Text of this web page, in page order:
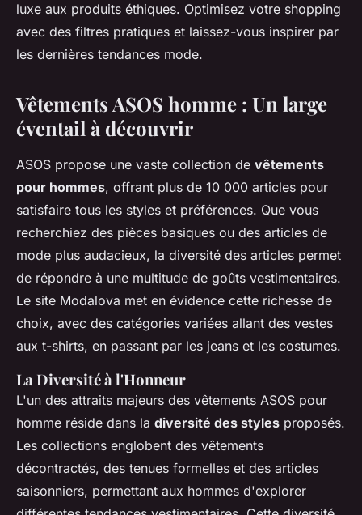
luxe aux produits éthiques. Optimisez votre shopping
avec des filtres pratiques et laissez-vous inspirer par
les dernières tendances mode.
Vêtements ASOS homme : Un large
éventail à découvrir
ASOS propose une vaste collection de vêtements
pour hommes, offrant plus de 10 000 articles pour
satisfaire tous les styles et préférences. Que vous
recherchiez des pièces basiques ou des articles de
mode plus audacieux, la diversité des articles permet
de répondre à une multitude de goûts vestimentaires.
Le site Modalova met en évidence cette richesse de
choix, avec des catégories variées allant des vestes
aux t-shirts, en passant par les jeans et les costumes.
La Diversité à l'Honneur
L'un des attraits majeurs des vêtements ASOS pour
homme réside dans la diversité des styles proposés.
Les collections englobent des vêtements
décontractés, des tenues formelles et des articles
saisonniers, permettant aux hommes d'explorer